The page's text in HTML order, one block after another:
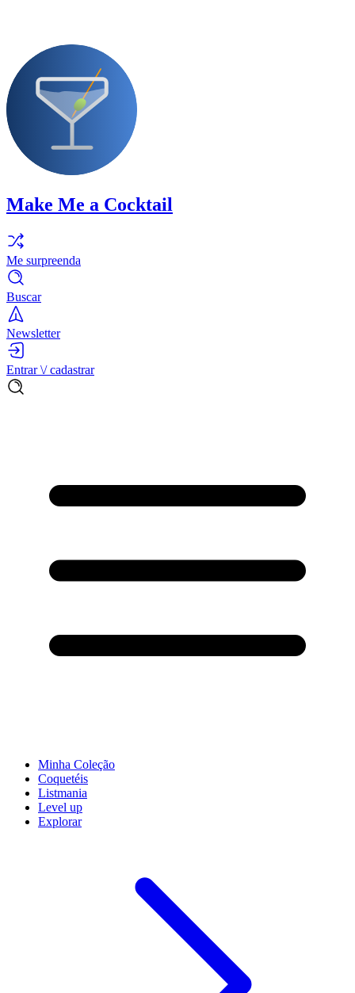
Make Me a Cocktail
Me surpreenda
Buscar
Newsletter
Entrar \/ cadastrar
Minha Coleção
Coquetéis
Listmania
Level up
Explorar